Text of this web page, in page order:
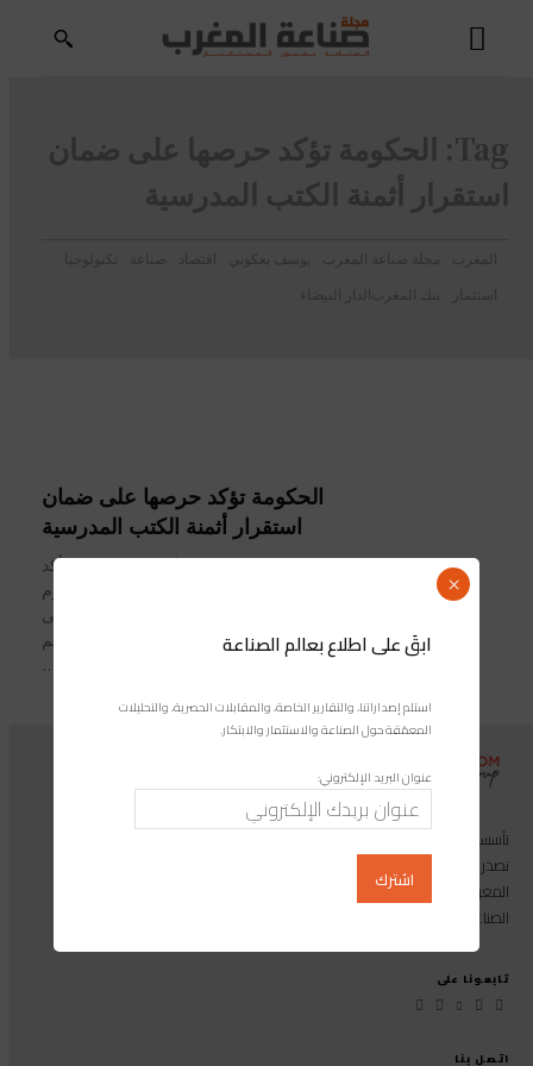
Tag: الحكومة تؤكد حرصها على ضمان
استقرار أثمنة الكتب المدرسية
المغرب مجلة صناعة المغرب يوسف يعكوبي اقتصاد صناعة
تكنولوجيا
استثمار
بنك المغرب الدار البيضاء
الحكومة تؤكد حرصها على ضمان
استقرار أثمنة الكتب المدرسية
مجلة صناعة المغرب/ رشيد محمودي أكد
عزيز أخنوش، رئيس الحكومة، اليوم
الخميس بالرباط، حرص الحكومة على
ضمان استقرار أثمنة الكتب المدرسية رغم
ارتفاع تكاليف أسعار...
اتصل بنا
تأسست مجموعة إندوستريكوم عام 2013، وهي مجموعة إعلامية متخصصة
تصدر المجلة الرائدة المخصصة للصناعة والاستثمار والابتكار: مجلة «صناعة
المغرب»، بالإضافة إلى أول منصة رقمية موجهة لخدمة المهنيين في القطاع
الصناعي.
تابعونا على
ابقَ على اطلاع بعالم الصناعة
استلم إصداراتنا، والتقارير الخاصة، والمقابلات الحصرية، والتحليلات
المعمّقة حول الصناعة والاستثمار والابتكار.
عنوان البريد الإلكتروني:
×